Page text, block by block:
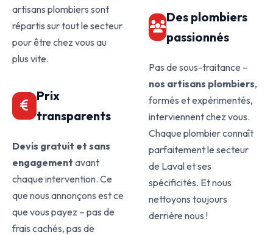
artisans plombiers sont
répartis sur tout le secteur
pour être chez vous au
plus vite.
Prix
transparents
Devis gratuit et sans
engagement avant
chaque intervention. Ce
que nous annonçons est ce
que vous payez – pas de
frais cachés, pas de
Des plombiers
passionnés
Pas de sous-traitance –
nos artisans plombiers,
formés et expérimentés,
interviennent chez vous.
Chaque plombier connaît
parfaitement le secteur
de Laval et ses
spécificités. Et nous
nettoyons toujours
derrière nous !